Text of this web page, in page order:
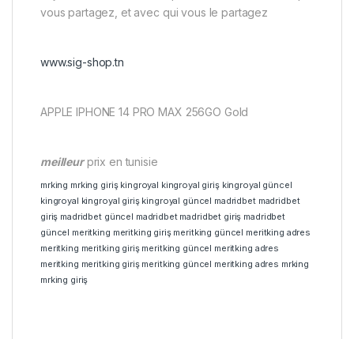
vous partagez, et avec qui vous le partagez
www.sig-shop.tn
APPLE IPHONE 14 PRO MAX 256GO Gold
meilleurprix en tunisie
mrking mrking giriş kingroyal kingroyal giriş kingroyal güncel
kingroyal kingroyal giriş kingroyal güncel madridbet madridbet
giriş madridbet güncel madridbet madridbet giriş madridbet
güncel meritking meritking giriş meritking güncel meritking adres
meritking meritking giriş meritking güncel meritking adres
meritking meritking giriş meritking güncel meritking adres mrking
mrking giriş